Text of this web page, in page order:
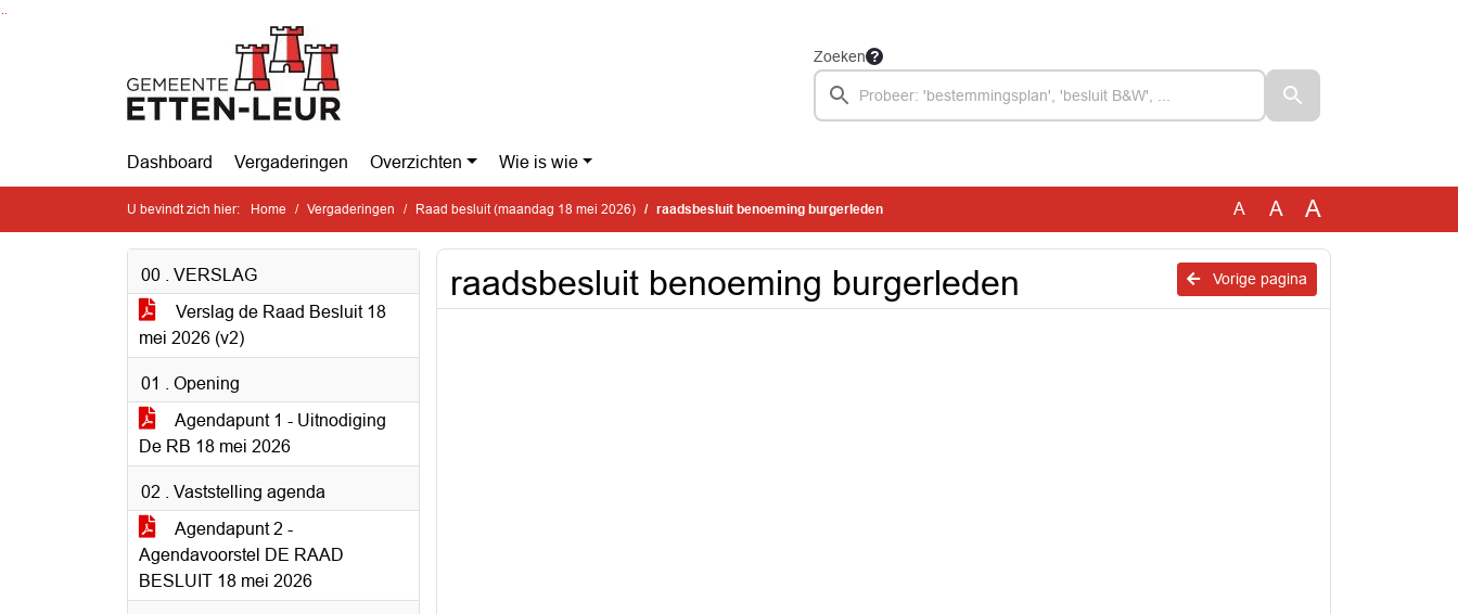
Ga naar de inhoud van deze pagina
Zoeken
Dashboard Vergaderingen Overzichten Wie is wie
U bevindt zich hier: Home Vergaderingen Raad besluit (maandag 18 mei 2026) raadsbesluit benoeming burgerleden A A A
00 . VERSLAG
Verslag de Raad Besluit 18
mei 2026 (v2)
01 . Opening
Agendapunt 1 - Uitnodiging
De RB 18 mei 2026
02 . Vaststelling agenda
Agendapunt 2 -
Agendavoorstel DE RAAD
BESLUIT 18 mei 2026
Vorige pagina
raadsbesluit benoeming burgerleden